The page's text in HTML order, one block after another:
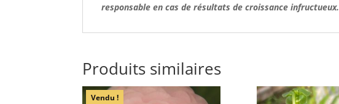
responsable en cas de résultats de croissance infructueux.
Produits similaires
Vendu !